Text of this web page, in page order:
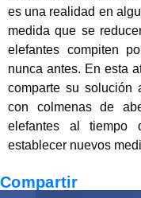
es una realidad en
medida que se
elefantes compiten
nunca antes. En esta
comparte su solución
con colmenas de
elefantes al tiempo
establecer nuevos
Compartir